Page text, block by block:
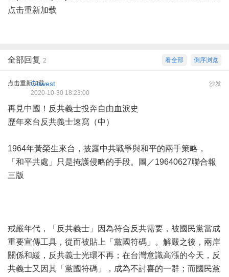
点击重新加载
倒序浏览
看全部
全部回复 2
点击重新加载 沙发
Gowest
2020-10-30 18:23:00
再見中國！反共義士投奔自由血淚史
歷年來台反共義士速寫（中）
1964年黃榮生來台，披露中共戰爭與和平的兩手策略，
「和平共處」只是掩護侵略的手段。圖／19640627聯合報
三版
戒嚴年代，「反共義士」因為符合反共需要，被國民黨當成
重要宣傳工具，從而被貼上「黨國符碼」。解嚴之後，兩岸
關係和緩，反共義士光環不再；在台灣意識高漲的今天，反
共義士又因其「黨國符碼」，成為不討喜的一群；而國民黨